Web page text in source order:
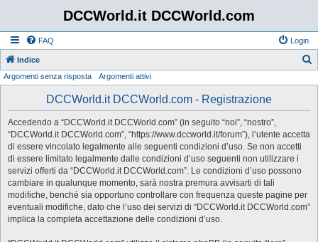
DCCWorld.it DCCWorld.com
FAQ Login
Indice
Argomenti senza risposta Argomenti attivi
DCCWorld.it DCCWorld.com - Registrazione
Accedendo a “DCCWorld.it DCCWorld.com” (in seguito “noi”, “nostro”,
“DCCWorld.it DCCWorld.com”, “https://www.dccworld.it/forum”), l’utente accetta
di essere vincolato legalmente alle seguenti condizioni d’uso. Se non accetti
di essere limitato legalmente dalle condizioni d’uso seguenti non utilizzare i
servizi offerti da “DCCWorld.it DCCWorld.com”. Le condizioni d’uso possono
cambiare in qualunque momento, sarà nostra premura avvisarti di tali
modifiche, benché sia opportuno controllare con frequenza queste pagine per
eventuali modifiche, dato che l’uso dei servizi di “DCCWorld.it DCCWorld.com”
implica la completa accettazione delle condizioni d’uso.